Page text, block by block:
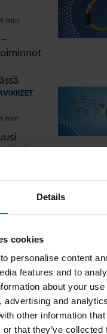
Details
cookies
personalise content
features and to
about your
advertising and
other information that
or that they’ve
min
min
LISÄÄ ARTIKKELEITA